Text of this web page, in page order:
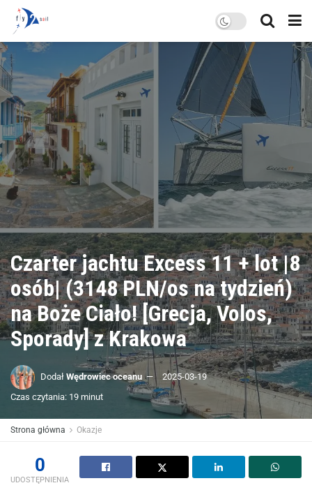
Czarter jachtu Excess 11 + lot |8
osób| (3148 PLN/os na tydzień)
na Boże Ciało! [Grecja, Volos,
Sporady] z Krakowa
Dodał Wędrowiec oceanu
2025-03-19
Czas czytania: 19 minut
Strona główna Okazje
0
UDOSTĘPNIENIA